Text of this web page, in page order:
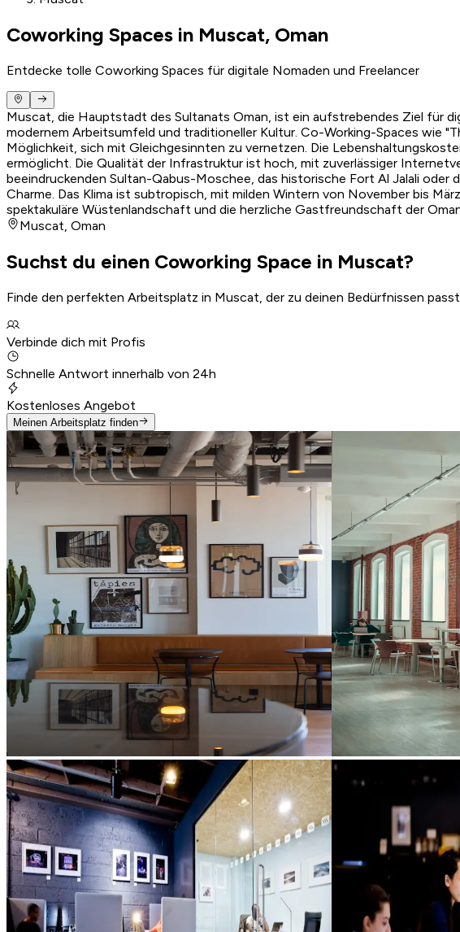
Coworking Spaces in Muscat, Oman
Entdecke tolle Coworking Spaces für digitale Nomaden und Freelancer
Muscat, die Hauptstadt des Sultanats Oman, ist ein aufstrebendes Ziel für
modernem Arbeitsumfeld und traditioneller Kultur. Co-Working-Spaces wie
Möglichkeit, sich mit Gleichgesinnten zu vernetzen. Die
ermöglicht. Die Qualität der Infrastruktur ist hoch, mit zuverlässiger
beeindruckenden Sultan-Qabus-Moschee, das historische Fort Al Jalali
Charme. Das Klima ist subtropisch, mit milden Wintern von November bis
spektakuläre Wüstenlandschaft und die herzliche Gastfreundschaft der
Muscat, Oman
Suchst du einen Coworking Space in Muscat?
Finde den perfekten Arbeitsplatz in Muscat, der zu deinen Bedürfnissen
Verbinde dich mit Profis
Schnelle Antwort innerhalb von 24h
Kostenloses Angebot
Meinen Arbeitsplatz finden